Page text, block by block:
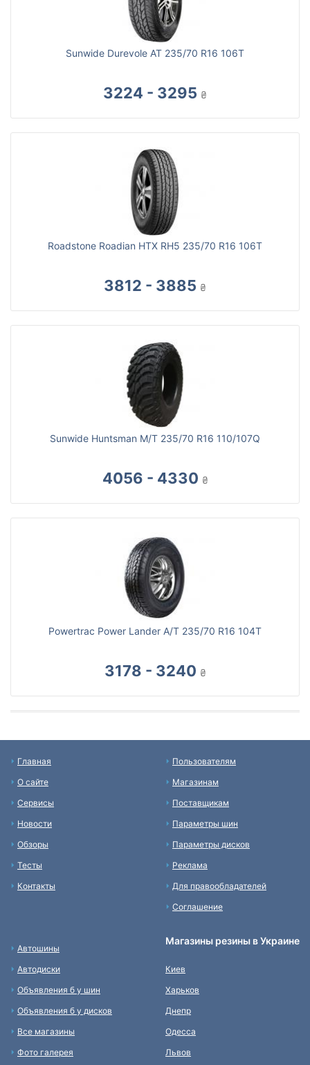
Sunwide Durevole AT 235/70 R16 106T
3224 - 3295 ₴
Roadstone Roadian HTX RH5 235/70 R16 106T
3812 - 3885 ₴
Sunwide Huntsman M/T 235/70 R16 110/107Q
4056 - 4330 ₴
Powertrac Power Lander A/T 235/70 R16 104T
3178 - 3240 ₴
Главная
О сайте
Сервисы
Новости
Обзоры
Тесты
Контакты
Пользователям
Магазинам
Поставщикам
Параметры шин
Параметры дисков
Реклама
Для правообладателей
Соглашение
Автошины
Автодиски
Объявления б у шин
Объявления б у дисков
Все магазины
Фото галерея
Магазины резины в Украине
Киев
Харьков
Днепр
Одесса
Львов